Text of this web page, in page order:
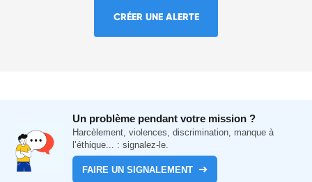
CRÉER UNE ALERTE
Un problème pendant votre mission ?
Harcèlement, violences, discrimination, manque à
l’éthique... : signalez-le.
FAIRE UN SIGNALEMENT